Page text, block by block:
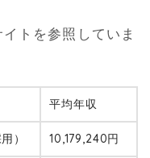
トを参照していま
平均年収
） 10,179,240円